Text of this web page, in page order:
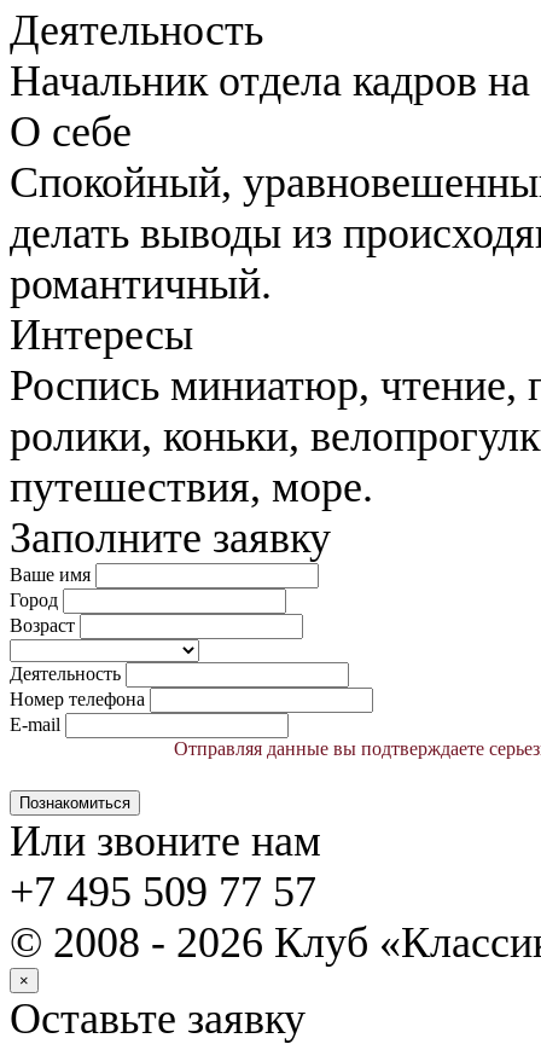
Деятельность
Начальник отдела кадров на
О себе
Спокойный,
делать выводы из
романтичный.
Интересы
Роспись миниатюр, чтение,
ролики, коньки,
путешествия, море.
Заполните заявку
Ваше имя
Город
Возраст
Деятельность
Номер телефона
E-mail
Отправляя данные вы подтверждаете
Познакомиться
Или звоните нам
+7 495 509 77 57
© 2008 - 2026 Клуб
×
Оставьте заявку